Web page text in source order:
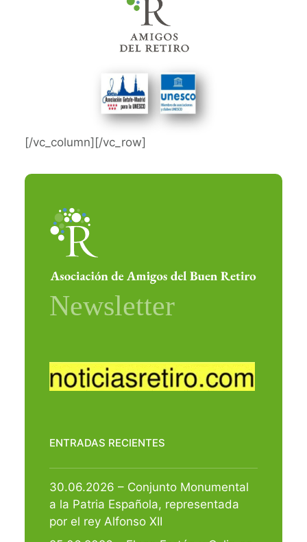
[/vc_column][/vc_row]
ENTRADAS RECIENTES
30.06.2026 – Conjunto Monumental
a la Patria Española, representada
por el rey Alfonso XII